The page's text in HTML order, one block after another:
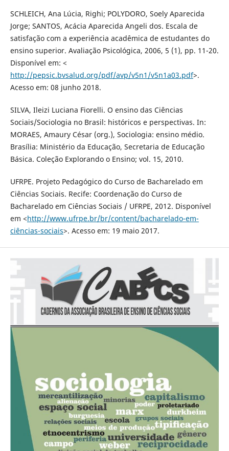
SCHLEICH, Ana Lúcia, Righi; POLYDORO, Soely Aparecida
Jorge; SANTOS, Acácia Aparecida Angeli dos. Escala de
satisfação com a experiência acadêmica de estudantes do
ensino superior. Avaliação Psicológica, 2006, 5 (1), pp. 11-20.
Disponível em: <
http://pepsic.bvsalud.org/pdf/avp/v5n1/v5n1a03.pdf>.
Acesso em: 08 junho 2018.
SILVA, Ileizi Luciana Fiorelli. O ensino das Ciências
Sociais/Sociologia no Brasil: históricos e perspectivas. In:
MORAES, Amaury César (org.), Sociologia: ensino médio.
Brasília: Ministério da Educação, Secretaria de Educação
Básica. Coleção Explorando o Ensino; vol. 15, 2010.
UFRPE. Projeto Pedagógico do Curso de Bacharelado em
Ciências Sociais. Recife: Coordenação do Curso de
Bacharelado em Ciências Sociais / UFRPE, 2012. Disponível
em <http://www.ufrpe.br/br/content/bacharelado-em-
ciências-sociais>. Acesso em: 19 maio 2017.